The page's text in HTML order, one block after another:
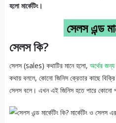
হলো মার্কেটিং।
সেলস এন্ড
সেলস কি?
সেলস (sales) কথাটির মানে হলো, অর্থের জন্য
কথায় বললে, কোনো জিনিস ক্রেতার কাছে বিক্রি
সেলস বলে। এখন এই জিনিস হতে পারে কোনো